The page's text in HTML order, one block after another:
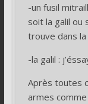
-un fusil
soit la galil ou
trouve dans
-la galil :
Après toutes
armes